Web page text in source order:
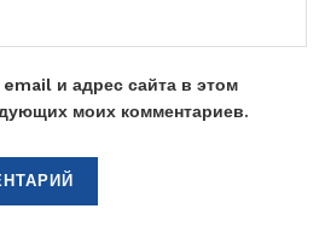
и адрес сайта в этом
моих комментариев.